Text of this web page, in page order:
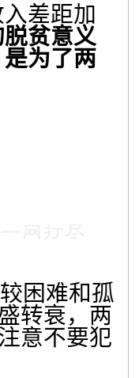
差距加
贫意义
为了两
困难和孤
转衰，两
意不要犯